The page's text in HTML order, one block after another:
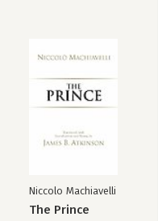
Niccolo Machiavelli
The Prince